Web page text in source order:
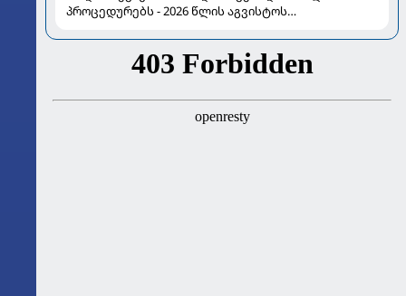
პროცედურებს - 2026 წლის აგვისტოს